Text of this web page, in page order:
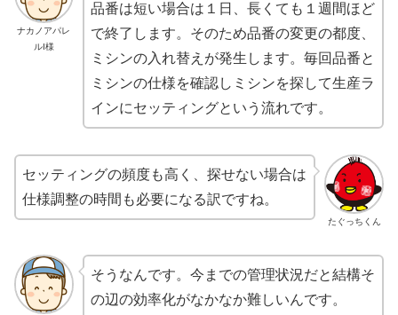
ナカノアパレ
ルI様
品番は短い場合は１日、長くても１週間ほど
で終了します。そのため品番の変更の都度、
ミシンの入れ替えが発生 します。毎回品番と
ミシンの仕様を確認しミシンを探して生産ラ
インにセッティングという流れです。
たぐっちくん
セッティングの頻度も高く、探せない場合は
仕様調整の時間も必要になる訳ですね。
そうなんです。 今までの管理状況だと結構そ
の辺の効率化がなかなか難しいんです。